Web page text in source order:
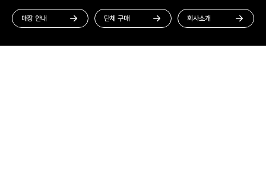
매장 안내 단체 구매 회사소개